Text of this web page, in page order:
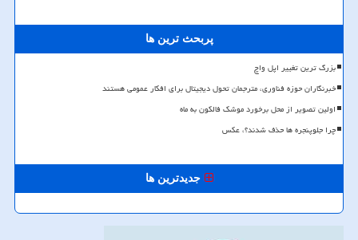
پربحث ترین ها
بزرگ ترین تغییر اپل واچ
خبرنگاران حوزه فناوری، مترجمان تحول دیجیتال برای افکار عمومی هستند
اولین تصویر از محل برخورد موشک فالکون به ماه
چرا جلوپنجره ها حذف شدند؟، عکس
جدیدترین ها